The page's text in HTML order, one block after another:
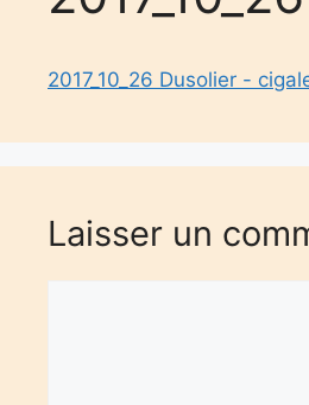
2017_10_26 Dusolier -
Laisser un